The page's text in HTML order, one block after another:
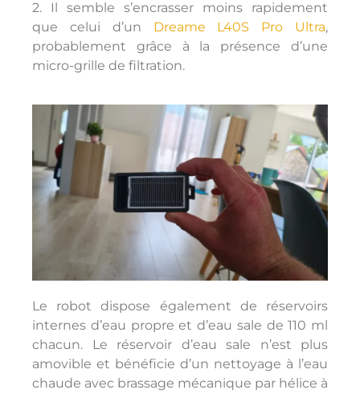
2. Il semble s’encrasser moins rapidement
que celui d’un Dreame L40S Pro Ultra,
probablement grâce à la présence d’une
micro-grille de filtration.
Le robot dispose également de réservoirs
internes d’eau propre et d’eau sale de 110 ml
chacun. Le réservoir d’eau sale n’est plus
amovible et bénéficie d’un nettoyage à l’eau
chaude avec brassage mécanique par hélice à